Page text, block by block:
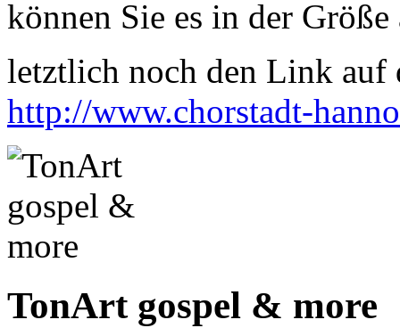
können Sie es in der
letztlich noch den Link auf
http://www.chorstadt-
TonArt gospel & more